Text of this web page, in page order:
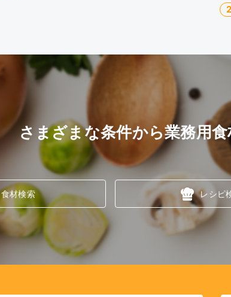
さまざまな条件から業務用
食材検索 レシピ